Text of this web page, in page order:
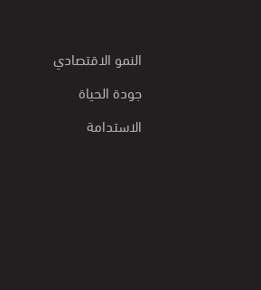
النمو الاقتصادي
جودة الحياة
الاستدامة